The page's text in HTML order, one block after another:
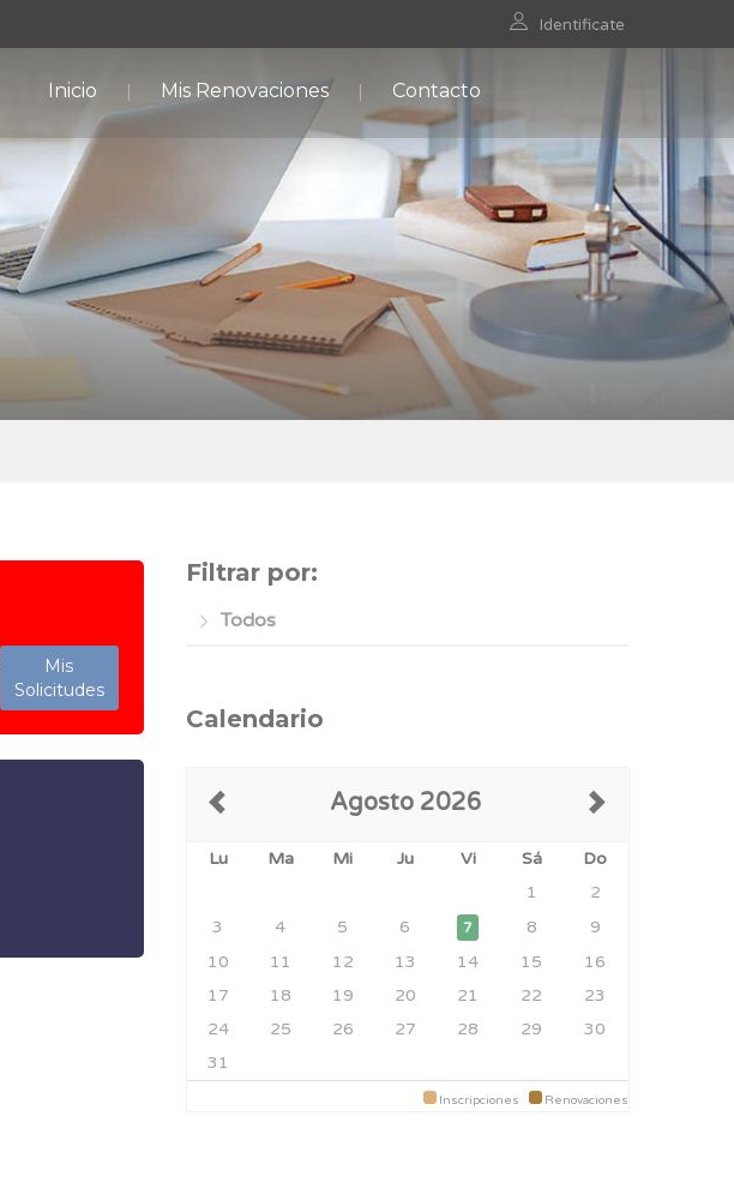
Identificate
Inicio Mis Renovaciones Contacto
Mis
Solicitudes
Filtrar por:
Todos
Calendario
Agosto 2026
Lu Ma Mi Ju Vi Sá
Do
1
2
3
4 5 6 7 8
9
10
11 12 13 14 15
16
17
18 19 20 21 22
23
24
25 26 27 28 29
30
31
Inscripciones Renovaciones